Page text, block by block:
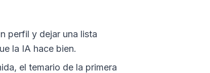
perfil y dejar una lista
la IA hace bien.
el temario de la primera